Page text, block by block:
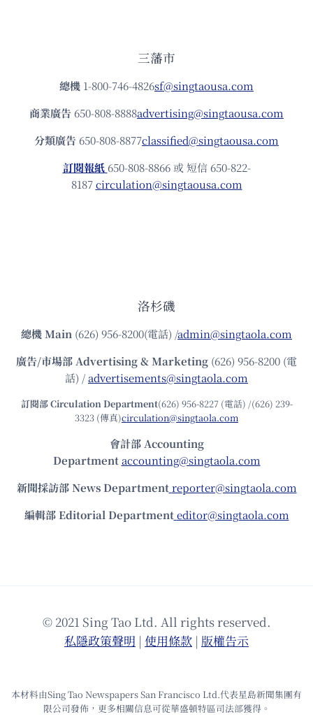
三藩市
總機 1-800-746-4826sf@singtaousa.com
商業廣告 650-808-8888advertising@singtaousa.com
分類廣告 650-808-8877classified@singtaousa.com
訂閱報紙 650-808-8866 或 短信 650-822-
8187circulation@singtaousa.com
洛杉磯
總機Main (626) 956-8200(電話) /admin@singtaola.com
廣告/市場部Advertising & Marketing (626) 956-8200 (電
話) /advertisements@singtaola.com
訂閱部 Circulation Department(626) 956-8227 (電話) /(626) 239-
3323 (傳真)circulation@singtaola.com
會計部 Accounting
Department accounting@singtaola.com
新聞採訪部 News Department reporter@singtaola.com
編輯部 Editorial Department editor@singtaola.com
© 2021 Sing Tao Ltd. All rights reserved.
私隱政策聲明 | 使⽤條款 | 版權告⽰
本材料由Sing Tao Newspapers San Francisco Ltd.代表星島新聞集團有
限公司發佈，更多相關信息可從華盛頓特區司法部獲得。